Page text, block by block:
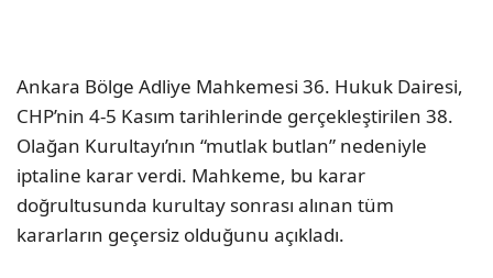
Ankara Bölge Adliye Mahkemesi 36. Hukuk Dairesi,
CHP’nin 4-5 Kasım tarihlerinde gerçekleştirilen 38.
Olağan Kurultayı’nın “mutlak butlan” nedeniyle
iptaline karar verdi. Mahkeme, bu karar
doğrultusunda kurultay sonrası alınan tüm
kararların geçersiz olduğunu açıkladı.